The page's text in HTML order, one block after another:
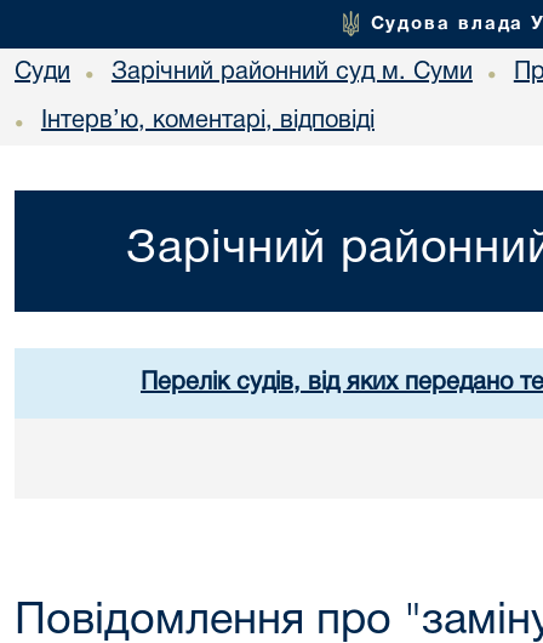
Судова влада
Суди • Зарічний районний суд м. Суми •
• Інтерв’ю, коментарі, відповіді
Зарічний
Перелік судів, від яких передано
Повідомлення про